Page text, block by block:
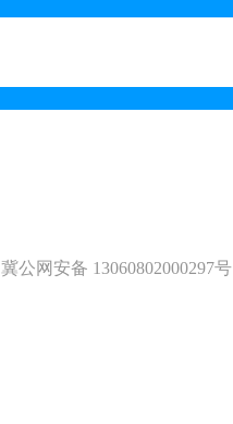
冀公网安备 13060802000297号